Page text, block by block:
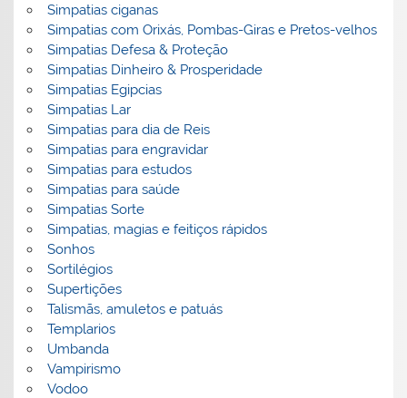
Simpatias ciganas
Simpatias com Orixás, Pombas-Giras e Pretos-velhos
Simpatias Defesa & Proteção
Simpatias Dinheiro & Prosperidade
Simpatias Egipcias
Simpatias Lar
Simpatias para dia de Reis
Simpatias para engravidar
Simpatias para estudos
Simpatias para saúde
Simpatias Sorte
Simpatias, magias e feitiços rápidos
Sonhos
Sortilégios
Supertições
Talismãs, amuletos e patuás
Templarios
Umbanda
Vampirismo
Vodoo